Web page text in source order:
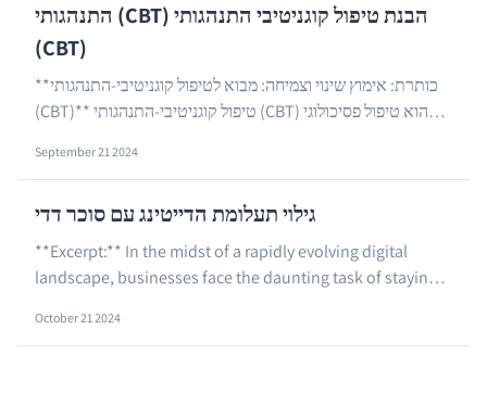
התנהגותי (CBT) הבנת טיפול קוגניטיבי התנהגותי
(CBT)
**כותרת: אימוץ שינוי וצמיחה: מבוא לטיפול קוגניטיבי-התנהגותי
(CBT)** טיפול קוגניטיבי-התנהגותי (CBT) הוא טיפול פסיכולוגי
September 21 2024
גילוי תעלומת הדייטינג עם סוכר דדי
**Excerpt:** In the midst of a rapidly evolving digital
landscape, businesses face the daunting task of staying
October 21 2024